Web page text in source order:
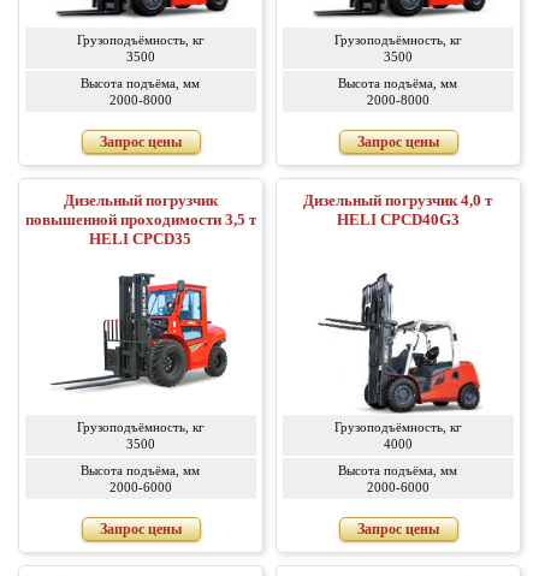
Грузоподъёмность, кг
3500
Высота подъёма, мм
2000-8000
Запрос цены
Грузоподъёмность, кг
3500
Высота подъёма, мм
2000-8000
Запрос цены
Дизельный погрузчик
повышенной проходимости 3,5 т
HELI CPСD35
Грузоподъёмность, кг
3500
Высота подъёма, мм
2000-6000
Запрос цены
Дизельный погрузчик 4,0 т
HELI CPCD40G3
Грузоподъёмность, кг
4000
Высота подъёма, мм
2000-6000
Запрос цены